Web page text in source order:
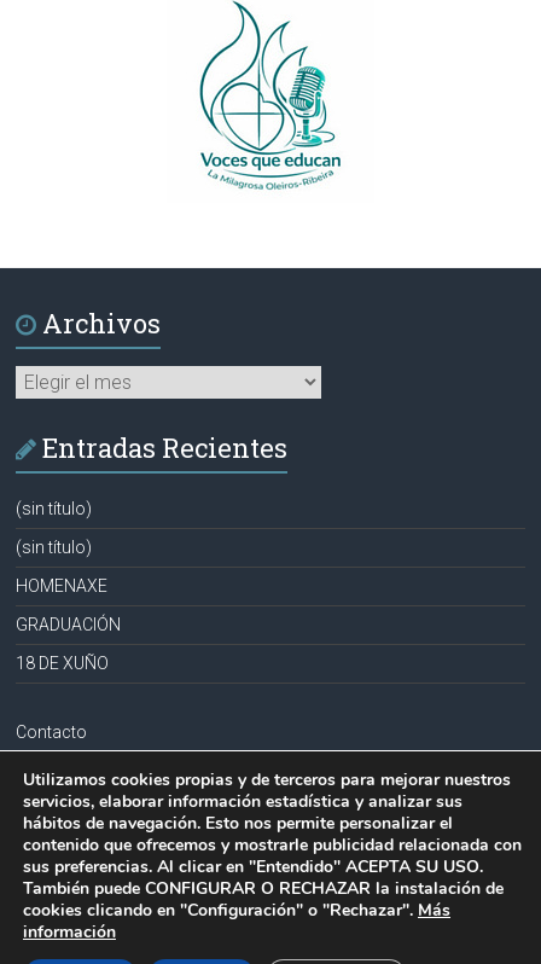
Archivos
Archivos
Entradas Recientes
(sin título)
(sin título)
HOMENAXE
GRADUACIÓN
18 DE XUÑO
Contacto
Aviso legal
Política de privacidad
Política de cookies
Copyright © 2026
Utilizamos cookies propias y de terceros para mejorar nuestros
servicios, elaborar información estadística y analizar sus
hábitos de navegación. Esto nos permite personalizar el
contenido que ofrecemos y mostrarle publicidad relacionada con
sus preferencias. Al clicar en "Entendido" ACEPTA SU USO.
También puede CONFIGURAR O RECHAZAR la instalación de
cookies clicando en "Configuración" o "Rechazar". Más
información